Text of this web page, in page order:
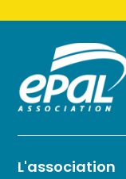
L'association